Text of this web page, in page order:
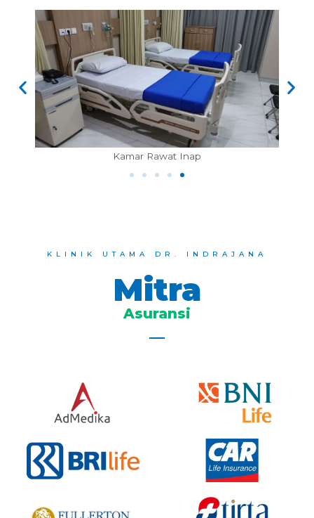
Kamar Operasi Bedah
KLINIK UTAMA DR. INDRAJANA
Mitra
Asuransi